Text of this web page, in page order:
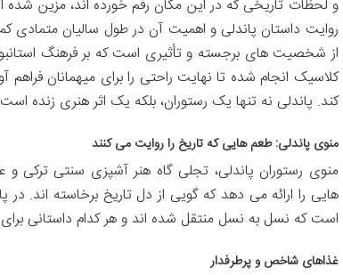
و لحظات تاریخی که در این مکان رقم خورده اند، مزین شده
روایت داستان پاندلی و اهمیت آن در طول سالیان متمادی
از شخصیت های برجسته و تأثیری است که بر فرهنگ
کلاسیک انجام شده تا نهایت راحتی را برای میهمانان
کند. پاندلی نه تنها یک رستوران، بلکه یک اثر هنری زنده
منوی پاندلی: طعم هایی که تاریخ را روایت می کنند
منوی رستوران پاندلی، تجلی گاه هنر آشپزی سنتی ترکی و
هایی را ارائه می دهد که گویی از دل تاریخ برخاسته اند.
است که نسل به نسل منتقل شده اند و هر کدام داستانی برای
غذاهای شاخص و پرطرفدار